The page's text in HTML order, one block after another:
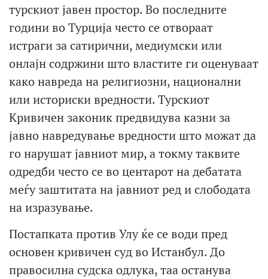
турскиот јавен простор. Во последните
години во Турција често се отвораат
истраги за сатирични, медиумски или
онлајн содржини што властите ги оценуваат
како навреда на религиозни, национални
или историски вредности. Турскиот
Кривичен законик предвидува казни за
јавно навредување вредности што можат да
го нарушат јавниот мир, а токму таквите
одредби често се во центарот на дебатата
меѓу заштитата на јавниот ред и слободата
на изразување.
Постапката против Улу ќе се води пред
основен кривичен суд во Истанбул. До
правосилна судска одлука, таа останува